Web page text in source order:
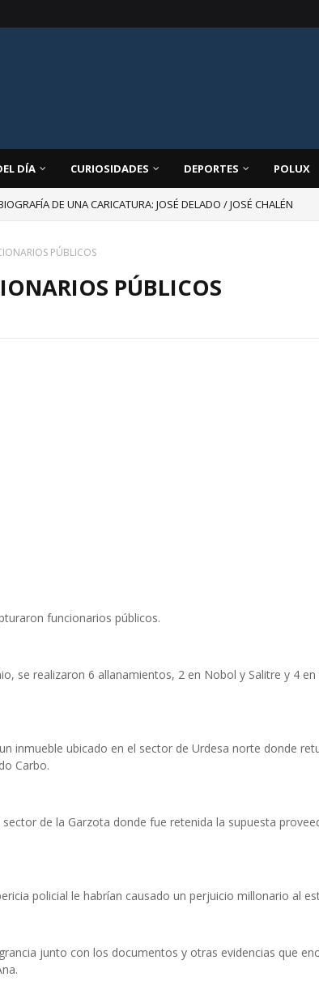
DÍA CURIOSIDADES DEPORTES POLUX
DE UNA CARICATURA: JOSÉ DELADO / JOSÉ CHALÉN
PÚBLICOS
PÚBLICOS
funcionarios públicos.
se realizaron 6 allanamientos, 2 en Nobol y Salitre y 4
inmueble ubicado en el sector de Urdesa norte donde
Carbo.
de la Garzota donde fue retenida la supuesta
policial le habrían causado un perjuicio millonario al
junto con los documentos y otras evidencias que